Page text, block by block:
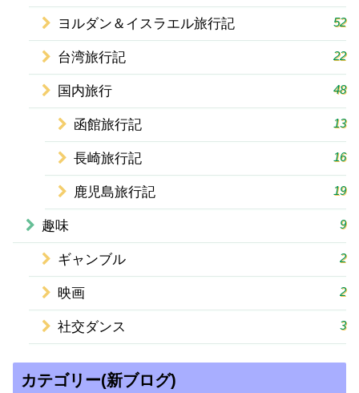
ヨルダン＆イスラエル旅行記 52
台湾旅行記 22
国内旅行 48
函館旅行記 13
長崎旅行記 16
鹿児島旅行記 19
趣味 9
ギャンブル 2
映画 2
社交ダンス 3
カテゴリー(新ブログ)